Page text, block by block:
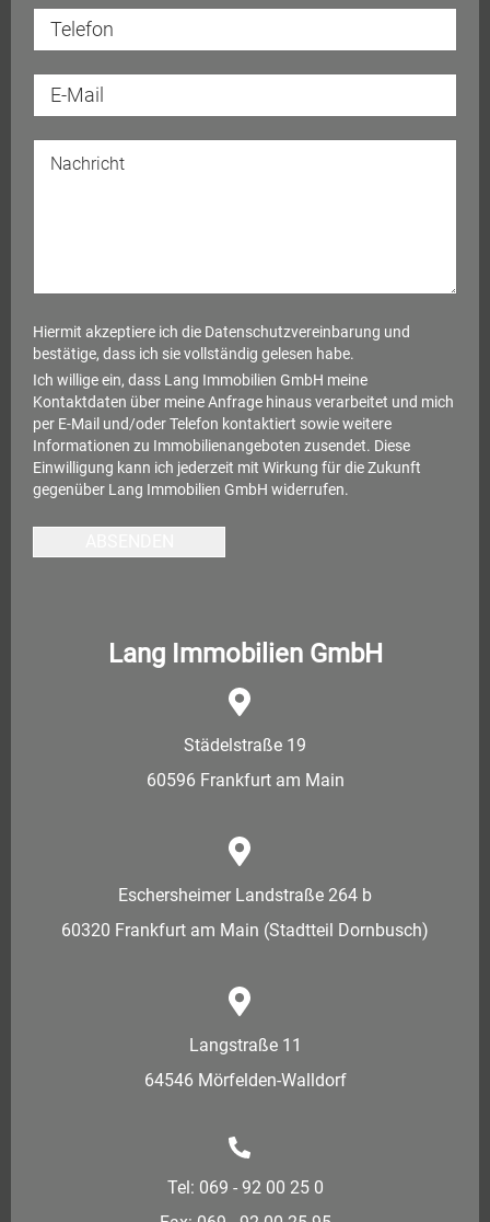
Hiermit akzeptiere ich die Datenschutzvereinbarung und
bestätige, dass ich sie vollständig gelesen habe.
Ich willige ein, dass Lang Immobilien GmbH meine
Kontaktdaten über meine Anfrage hinaus verarbeitet und mich
per E-Mail und/oder Telefon kontaktiert sowie weitere
Informationen zu Immobilienangeboten zusendet. Diese
Einwilligung kann ich jederzeit mit Wirkung für die Zukunft
gegenüber Lang Immobilien GmbH widerrufen.
Lang Immobilien GmbH
Städelstraße 19
60596 Frankfurt am Main
Eschersheimer Landstraße 264 b
60320 Frankfurt am Main (Stadtteil Dornbusch)
Langstraße 11
64546 Mörfelden-Walldorf
Tel: 069 - 92 00 25 0